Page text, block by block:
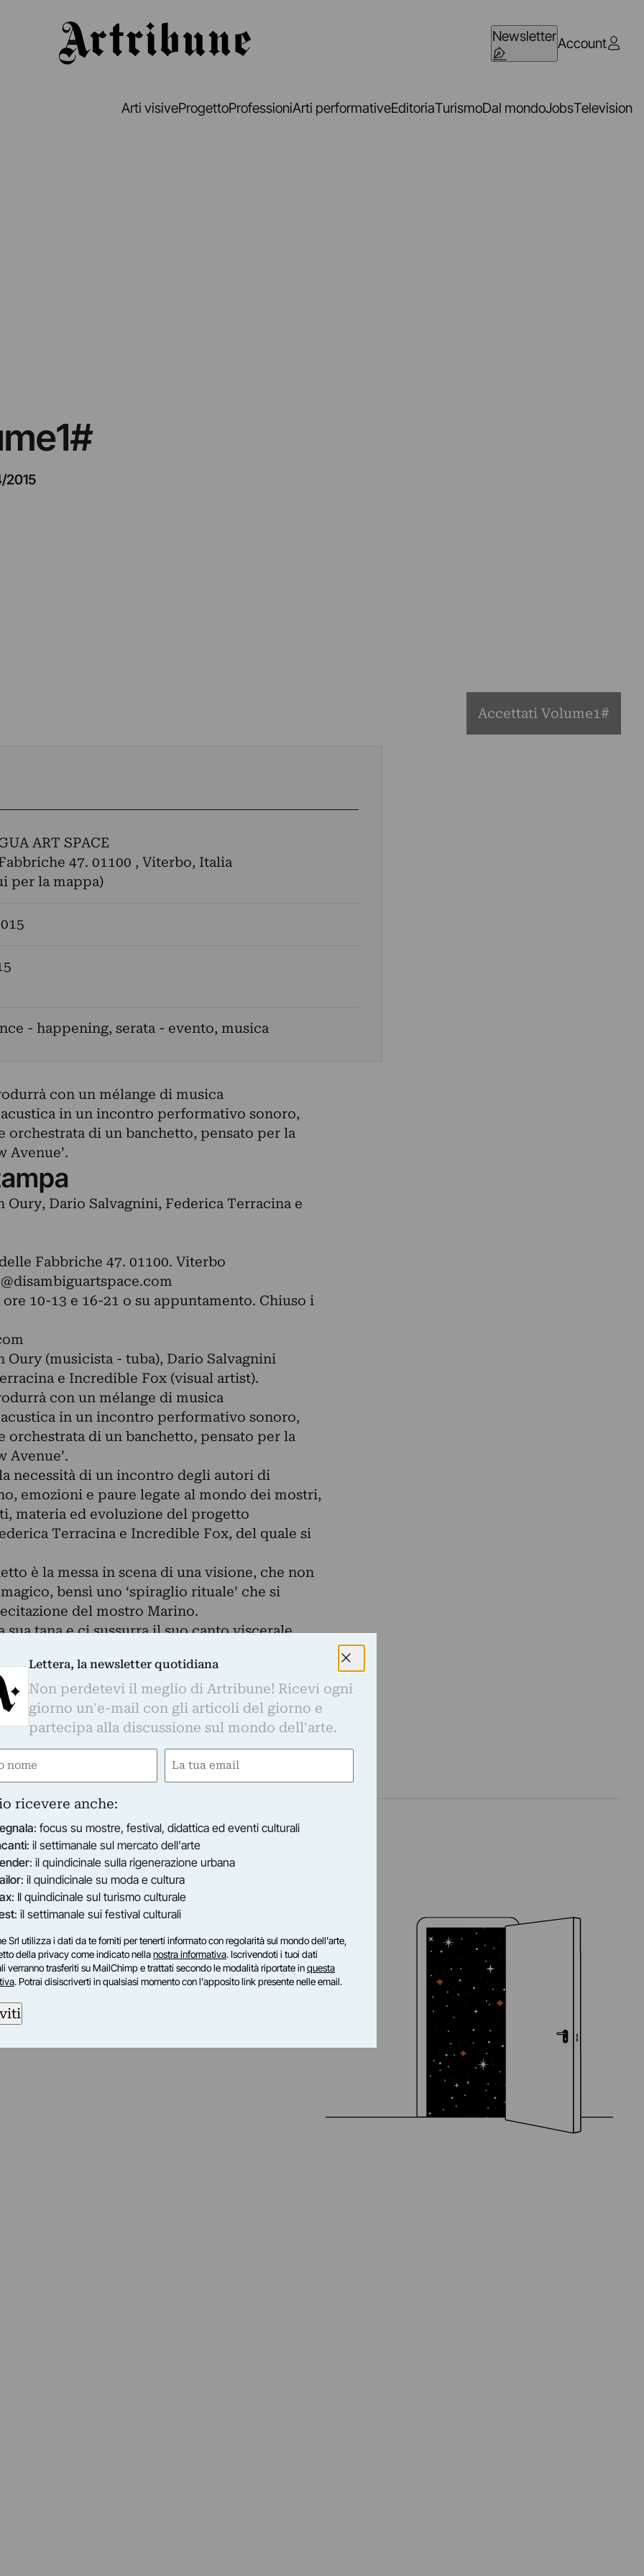
NewsletterAccount
Arti visiveProgettoProfessioniArti performativeEditoriaTurismoDal mondoJobsTelevision
2015
Accettati Volume1#
ART SPACE
47. 01100 , Viterbo, Italia
per la mappa)
- happening, serata - evento, musica
con un mélange di musica
in un incontro performativo sonoro,
orchestrata di un banchetto, pensato per la
Avenue’.
Dario Salvagnini, Federica Terracina e
Fabbriche 47. 01100. Viterbo
10-13 e 16-21 o su appuntamento. Chiuso i
(musicista - tuba), Dario Salvagnini
e Incredible Fox (visual artist).
con un mélange di musica
in un incontro performativo sonoro,
orchestrata di un banchetto, pensato per la
Avenue’.
necessità di un incontro degli autori di
emozioni e paure legate al mondo dei mostri,
materia ed evoluzione del progetto
Terracina e Incredible Fox, del quale si
è la messa in scena di una visione, che non
bensì uno ‘spiraglio rituale’ che si
del mostro Marino.
sua tana e ci sussurra il suo canto viscerale,
con la quale inizia un viaggio di visioni
attorno ad un banchetto, alla preda cacciata e
spiraglio rituale che prevede espiazione,
e orchestrazione della stessa.
Lettera, la newsletter quotidiana
Non perdetevi il meglio di Artribune! Ricevi ogni
giorno un'e-mail con gli articoli del giorno e
partecipa alla discussione sul mondo dell'arte.
Email
ricevere anche:
: focus su mostre, festival, didattica ed eventi culturali
: il settimanale sul mercato dell'arte
: il quindicinale sulla rigenerazione urbana
: il quindicinale su moda e cultura
: Il quindicinale sul turismo culturale
: il settimanale sui festival culturali
Srl utilizza i dati da te forniti per tenerti informato con regolarità sul mondo dell'arte,
della privacy come indicato nellanostra informativa. Iscrivendoti i tuoi dati
verranno trasferiti su MailChimp e trattati secondo le modalità riportate inquesta
. Potrai disiscriverti in qualsiasi momento con l'apposito link presente nelle email.